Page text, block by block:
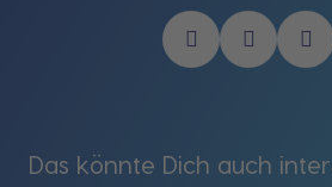
Das könnte Dich auch